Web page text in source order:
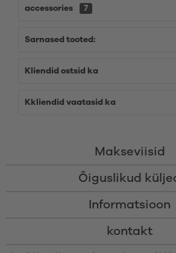
accessories 7
Sarnased tooted:
Kliendid ostsid ka
Kkliendid vaatasid ka
Makseviisid
Õiguslikud
Informatsioon
kontakt